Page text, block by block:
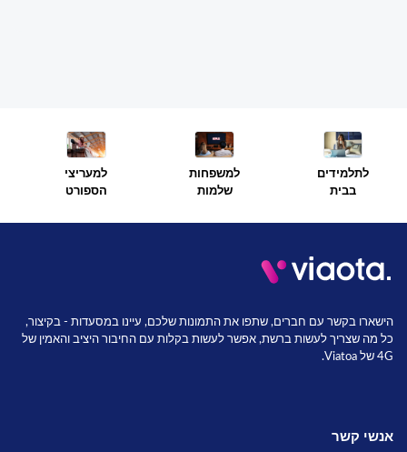
לתלמידים
בבית
למשפחות
שלמות
למעריצי
הספורט
הישארו בקשר עם חברים, שתפו את התמונות שלכם, עיינו במסעדות - בקיצור,
כל מה שצריך לעשות ברשת, אפשר לעשות בקלות עם החיבור היציב והאמין של
4G של Viatoa.
אנשי קשר